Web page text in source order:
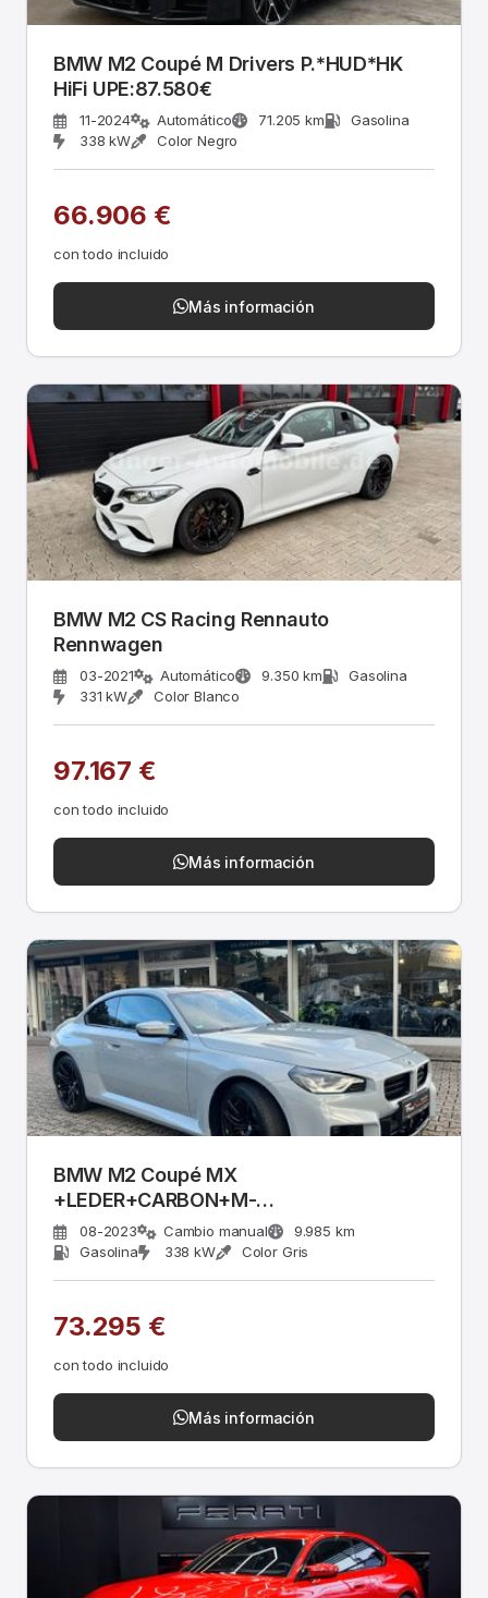
BMW M2 Coupé M Drivers P.*HUD*HK
HiFi UPE:87.580€
11-2024 Automático 71.205 km
Gasolina
338 kW
Color Negro
66.906 €
con todo incluido
Más información
BMW M2 CS Racing Rennauto
Rennwagen
03-2021 Automático 9.350 km
Gasolina
331 kW
Color Blanco
97.167 €
con todo incluido
Más información
BMW M2 Coupé MX
+LEDER+CARBON+M-
Racetrack+HarmKardon
08-2023 Cambio manual
9.985 km
Gasolina
338 kW Color Gris
73.295 €
con todo incluido
Más información